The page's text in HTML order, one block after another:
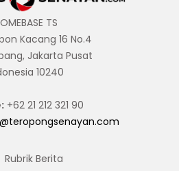
TS
Kacang 16 No.4
Jakarta Pusat
10240
+62 21 212 321 90
Rubrik Berita